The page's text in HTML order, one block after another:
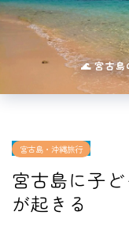
宮古島・沖縄旅行
宮古島に子
が起きる